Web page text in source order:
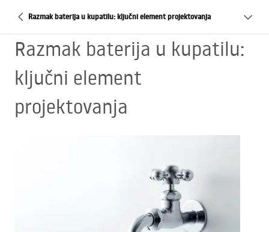
Razmak baterija u kupatilu: ključni element projektovanja
Razmak baterija u kupatilu:
ključni element
projektovanja